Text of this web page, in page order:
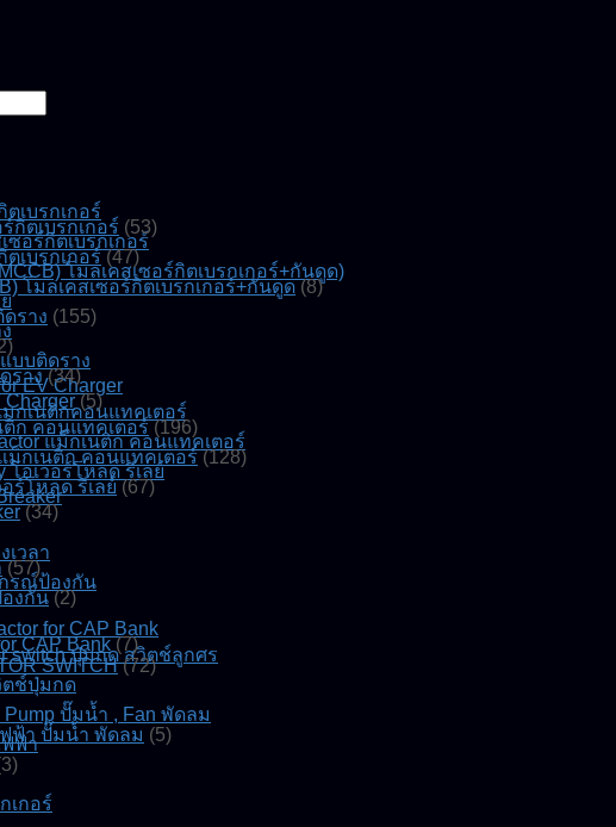
ตเบรกเกอร์
ซอร์กิตเบรกเกอร์
โมลเคสเซอร์กิตเบรกเกอร์+กันดูด)
บบติดราง
EV Charger
มกเนติกคอนแทคเตอร์
แม็กเนติก คอนแทคเตอร์
โอเวอร์โหลด รีเลย์
เวลา
กรณ์ป้องกัน
for CAP Bank
switch ปุ่มกด สวิตช์ลูกศร
ตช์ปุ่มกด
Pump ปั๊มน้ำ , Fan พัดลม
ฟฟ้า
เกอร์
กิตเบรกเกอร์ (53)
ตเบรกเกอร์ (47)
โมลเคสเซอร์กิตเบรกเกอร์+กันดูด (8)
ราง (155)
ราง (34)
Charger (5)
ติก คอนแทคเตอร์ (196)
ม็กเนติก คอนแทคเตอร์ (128)
ร์โหลด รีเลย์ (67)
(34)
(57)
องกัน (2)
CAP Bank (7)
SWITCH (72)
ฟฟ้า ปั๊มน้ำ พัดลม (5)